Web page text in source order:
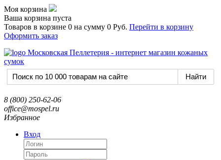
Моя корзина
Ваша корзина пуста
Товаров в корзине 0 на сумму 0 Руб. Перейти в корзину
Оформить заказ
8 (800) 250-62-06
office@mospel.ru
Избранное
Вход